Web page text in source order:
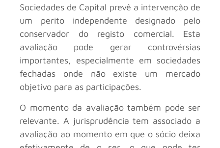
Sociedades de Capital prevê a intervenção de
um perito independente designado pelo
conservador do registo comercial. Esta
avaliação pode gerar controvérsias
importantes, especialmente em sociedades
fechadas onde não existe um mercado
objetivo para as participações.
O momento da avaliação também pode ser
relevante. A jurisprudência tem associado a
avaliação ao momento em que o sócio deixa